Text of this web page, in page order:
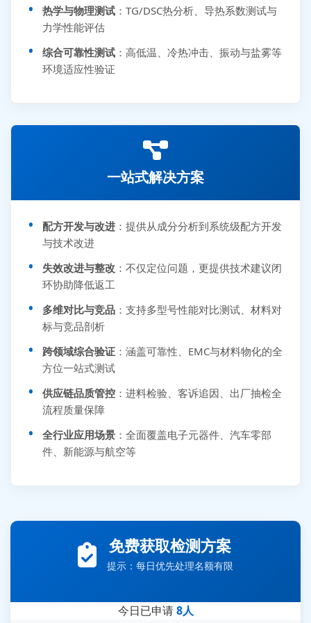
热学与物理测试 ：TG/DSC热分析、导热系数测试与
力学性能评估
综合可靠性测试 ：高低温、冷热冲击、振动与盐雾等
环境适应性验证
一站式解决方案
配方开发与改进 ：提供从成分分析到系统级配方开发
与技术改进
失效改进与整改 ：不仅定位问题，更提供技术建议闭
环协助降低返工
多维对比与竞品 ：支持多型号性能对比测试、材料对
标与竞品剖析
跨领域综合验证 ：涵盖可靠性、EMC与材料物化的全
方位一站式测试
供应链品质管控 ：进料检验、客诉追因、出厂抽检全
流程质量保障
全行业应用场景 ：全面覆盖电子元器件、汽车零部
件、新能源与航空等
免费获取检测方案
提示：每日优先处理名额有限
今日已申请8人
李女士 159****5393 3分钟前提交可靠性测试需求
王经理 186****9012 7分钟前提交并网/涉网试验需求
刘先生 139****7889 18分钟前提交防爆测试需求